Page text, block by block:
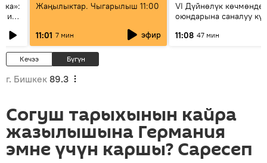
и
Жаңылыктар. Чыгарылыш 11:00
11:01 7 мин эфир
VI Дүйнөлүк
оюндарына саналуу
этапка жетти?
11:08 47 мин
Кечээ Бүгүн
г. Бишкек 89.3
Согуш тарыхынын кайра
жазылышына Германия
эмне үчүн каршы? Саресеп